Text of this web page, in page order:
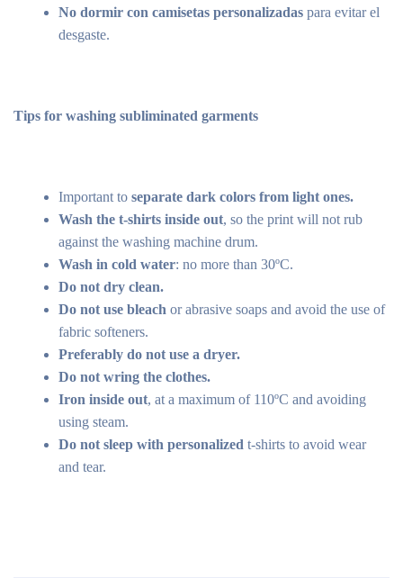
No dormir con camisetas personalizadas para evitar el
desgaste.
Tips for washing subliminated garments
Important to separate dark colors from light ones.
Wash the t-shirts inside out, so the print will not rub
against the washing machine drum.
Wash in cold water: no more than 30ºC.
Do not dry clean.
Do not use bleach or abrasive soaps and avoid the use of
fabric softeners.
Preferably do not use a dryer.
Do not wring the clothes.
Iron inside out, at a maximum of 110ºC and avoiding
using steam.
Do not sleep with personalized t-shirts to avoid wear
and tear.